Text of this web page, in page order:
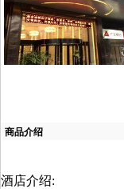
商品介绍
酒店介绍: